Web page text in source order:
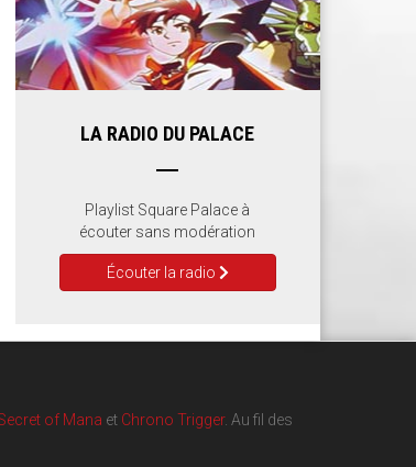
LA RADIO DU PALACE
Playlist Square Palace à
écouter sans modération
Écouter la radio
of Mana et Chrono Trigger. Au fil des